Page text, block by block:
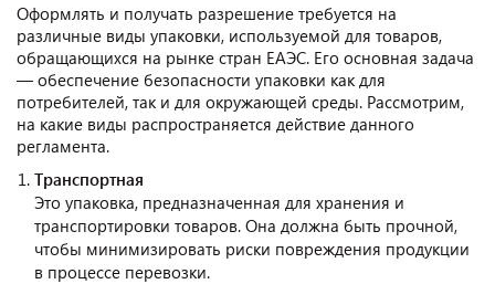
Оформлять и получать разрешение требуется на
различные виды упаковки, используемой для товаров,
обращающихся на рынке стран ЕАЭС. Его основная задача
— обеспечение безопасности упаковки как для
потребителей, так и для окружающей среды. Рассмотрим,
на какие виды распространяется действие данного
регламента.
Транспортная
Это упаковка, предназначенная для хранения и
транспортировки товаров. Она должна быть прочной,
чтобы минимизировать риски повреждения продукции
в процессе перевозки.